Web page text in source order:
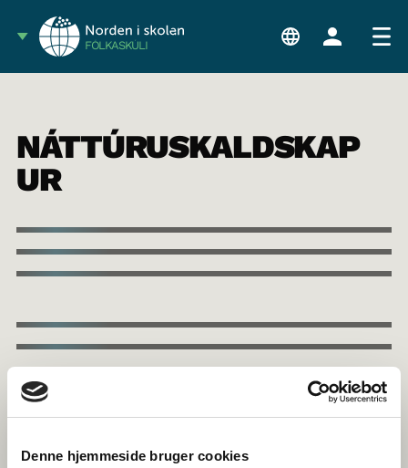
Denne hjemmeside bruger cookies
FÓLKASKÚLI
NÁTTÚRUSKALDSKAP
UR